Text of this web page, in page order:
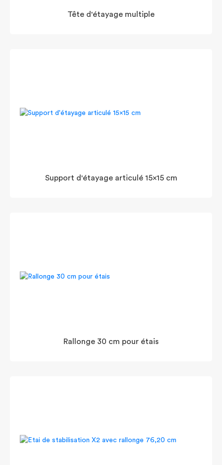
Tête d'étayage multiple
Support d'étayage articulé 15x15 cm
Rallonge 30 cm pour étais